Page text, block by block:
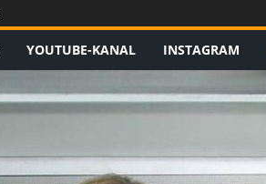
YOUTUBE-KANAL INSTAGRAM